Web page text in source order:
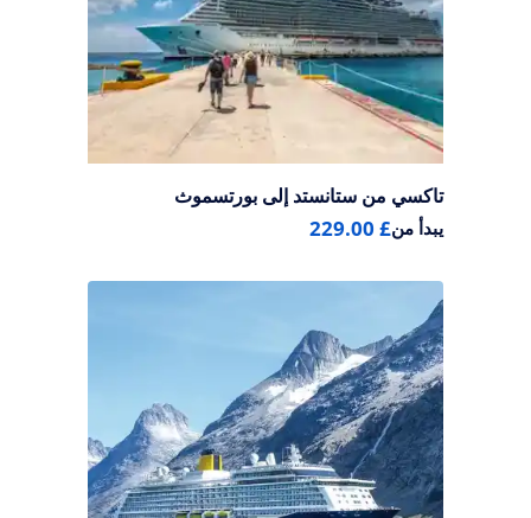
تاكسي من ستانستد إلى بورتسموث
يبدأ من£ 229.00